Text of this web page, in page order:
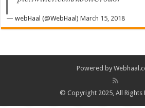
— webHaal (@WebHaal)March 15, 2018
Powered by
© Copyright 2025, All Rights